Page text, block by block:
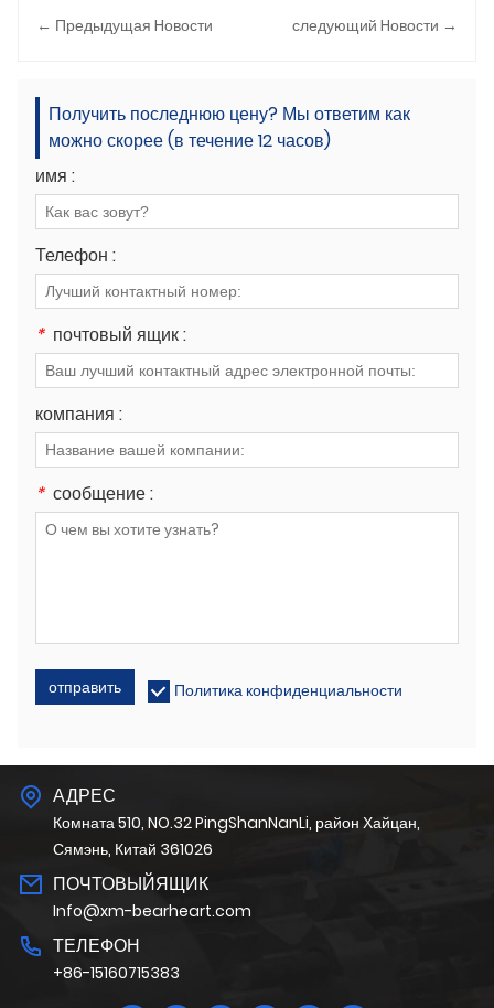
← Предыдущая Hовости следующий Hовости →
Получить последнюю цену? Мы ответим как
можно скорее (в течение 12 часов)
имя :
Телефон :
* почтовый ящик :
компания :
* сообщение :
отправить Политика конфиденциальности
АДРЕС
Комната 510, NO.32 PingShanNanLi, район Хайцан,
Сямэнь, Китай 361026
ПОЧТОВЫЙЯЩИК
Info@xm-bearheart.com
ТЕЛЕФОН
+86-15160715383